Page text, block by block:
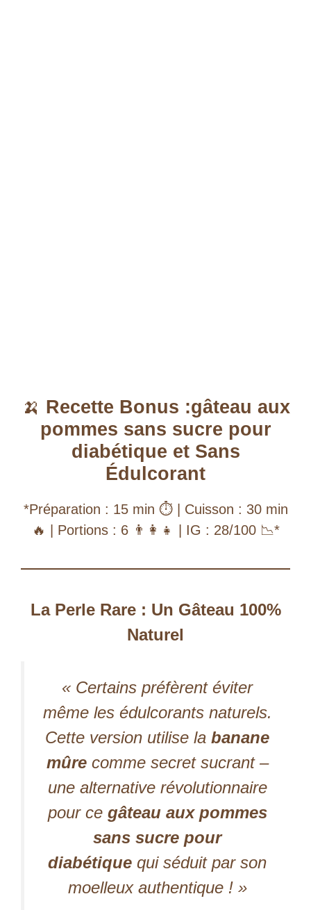
🍌 Recette Bonus :gâteau aux
pommes sans sucre pour
diabétique et Sans
Édulcorant
*Préparation : 15 min ⏱️ | Cuisson : 30 min
🔥 | Portions : 6 👨‍👩‍👧 | IG : 28/100 📉*
La Perle Rare : Un Gâteau 100%
Naturel
« Certains préfèrent éviter
même les édulcorants naturels.
Cette version utilise la banane
mûrecomme secret sucrant –
une alternative révolutionnaire
pour ce gâteau aux pommes
sans sucre pour
diabétique qui séduit par son
moelleux authentique ! »